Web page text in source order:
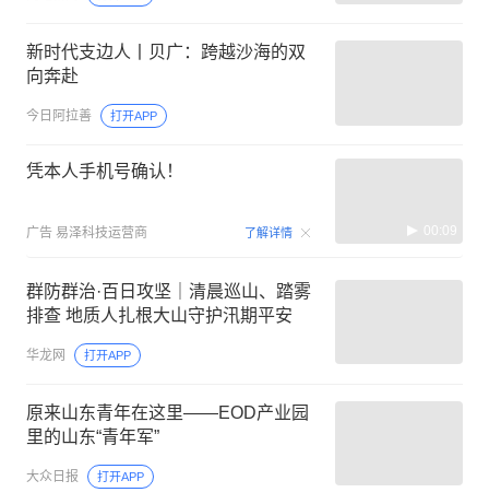
新时代支边人丨贝广：跨越沙海的双
向奔赴
今日阿拉善 打开APP
凭本人手机号确认！
广告 易泽科技运营商 了解详情 00:09
群防群治·百日攻坚｜清晨巡山、踏雾
排查 地质人扎根大山守护汛期平安
华龙网 打开APP
原来山东青年在这里——EOD产业园
里的山东“青年军”
大众日报 打开APP